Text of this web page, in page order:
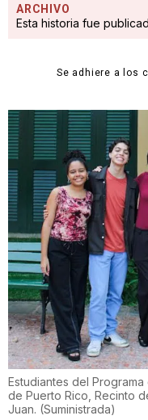
ARCHIVO
Esta historia fue
Se adhiere a los
Estudiantes del
de Puerto Rico, Recinto
Juan. (Suministrada)